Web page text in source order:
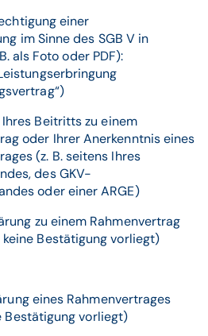
einer
im Sinne des SGB V in
als Foto oder PDF):
Beitritts zu einem
oder Ihrer Anerkenntnis eines
(z. B. seitens Ihres
des GKV-
oder einer ARGE)
zu einem Rahmenvertrag
keine Bestätigung vorliegt)
eines Rahmenvertrages
Bestätigung vorliegt)